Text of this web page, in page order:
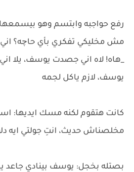
رفع حواجبه وابتسم وهو
مش مخليكي تفكري بأي حاچه؟
_هاه! لاه اني جصدت يوسف، يلا
يوسف، لازم ياكل لجمه
كانت هتقوم لكنه مسك ايديها:
مخلصناش حديث، انتِ جولتي ايه
بصتله بخجل: يوسف بينادي جاعد